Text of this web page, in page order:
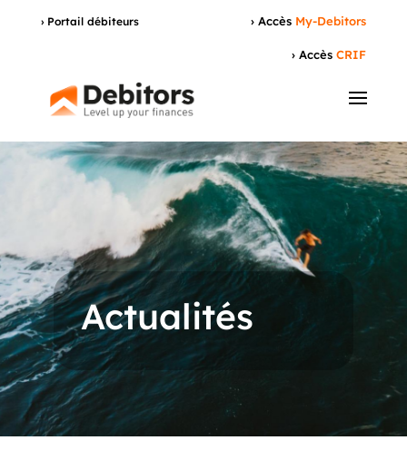
› Portail débiteurs › Accès My-Debitors
› Accès CRIF
Actualités